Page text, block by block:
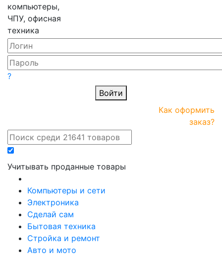
компьютеры,
ЧПУ, офисная
техника
Как оформить
заказ?
Учитывать проданные товары
?
Войти
Компьютеры и сети
Электроника
Сделай сам
Бытовая техника
Стройка и ремонт
Авто и мото